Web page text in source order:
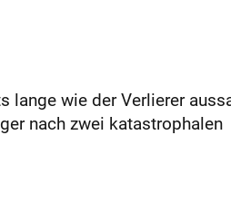
lange wie der Verlierer
nach zwei katastrophalen